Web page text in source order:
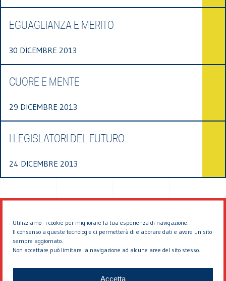
Utilizziamo i cookie per migliorare la tua esperienza di navigazione.
Il consenso a queste tecnologie ci permetterà di elaborare dati e avere un sito
sempre aggiornato.
Non accettare può limitare la navigazione ad alcune aree del sito stesso.
Accetta
EGUAGLIANZA E MERITO
30 DICEMBRE 2013
CUORE E MENTE
29 DICEMBRE 2013
I LEGISLATORI DEL FUTURO
24 DICEMBRE 2013
© 2026 EDDYBURG